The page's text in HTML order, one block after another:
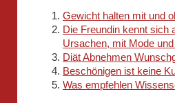
Gewicht halten mit und
Die Freundin kennt sich
Ursachen, mit Mode
Diät Abnehmen
Beschönigen ist keine
Was empfehlen